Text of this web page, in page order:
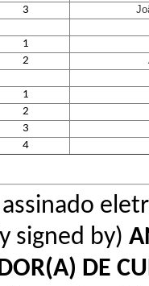
3
1
2
1
2
3
4
signed by)
DE